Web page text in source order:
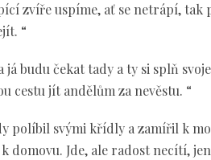
zvíře uspíme, ať se netrápí, tak
“
budu čekat tady a ty si splň
cestu jít andělům za nevěstu. “
políbil svými křídly a zamířil k
domovu. Jde, ale radost necítí,